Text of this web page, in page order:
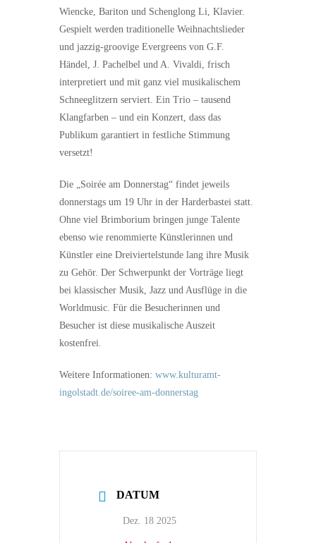
Wiencke, Bariton und Schenglong Li, Klavier.
Gespielt werden traditionelle Weihnachtslieder
und jazzig-groovige Evergreens von G.F.
Händel, J. Pachelbel und A. Vivaldi, frisch
interpretiert und mit ganz viel musikalischem
Schneeglitzern serviert. Ein Trio – tausend
Klangfarben – und ein Konzert, dass das
Publikum garantiert in festliche Stimmung
versetzt!
Die „Soirée am Donnerstag“ findet jeweils
donnerstags um 19 Uhr in der Harderbastei statt.
Ohne viel Brimborium bringen junge Talente
ebenso wie renommierte Künstlerinnen und
Künstler eine Dreiviertelstunde lang ihre Musik
zu Gehör. Der Schwerpunkt der Vorträge liegt
bei klassischer Musik, Jazz und Ausflüge in die
Worldmusic. Für die Besucherinnen und
Besucher ist diese musikalische Auszeit
kostenfrei.
Weitere Informationen: www.kulturamt-
ingolstadt.de/soiree-am-donnerstag
DATUM
Dez. 18 2025